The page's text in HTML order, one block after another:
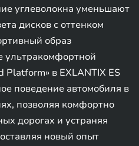
углеволокна уменьшают
дисков с оттенком
образ
ультракомфортной
в EXLANTIX ES
поведение автомобиля в
позволяя комфортно
дорогах и устраняя
новый опыт